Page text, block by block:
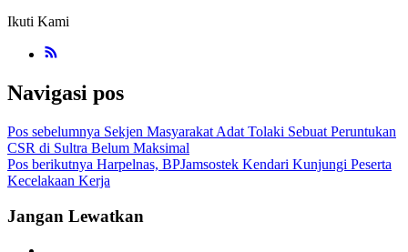
Ikuti Kami
Navigasi pos
Pos sebelumnya Sekjen Masyarakat Adat Tolaki Sebuat Peruntukan
CSR di Sultra Belum Maksimal
Pos berikutnya Harpelnas, BPJamsostek Kendari Kunjungi Peserta
Kecelakaan Kerja
Jangan Lewatkan